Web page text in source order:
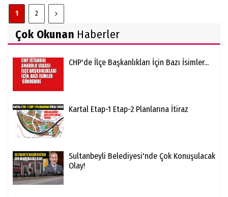
1 2
Çok Okunan Haberler
CHP'de İlçe Başkanlıkları İçin Bazı İsimler...
Kartal Etap-1 Etap-2 Planlarına İtiraz
Sultanbeyli Belediyesi'nde Çok Konuşulacak
Olay!